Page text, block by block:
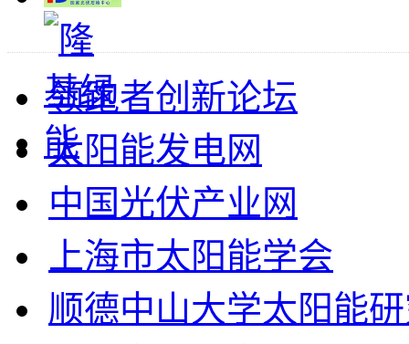
领跑者创新论坛
太阳能发电网
中国光伏产业网
上海市太阳能学会
顺德中山大学太阳能